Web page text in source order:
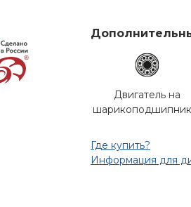
Двигатель на
Где купить?
Информация для